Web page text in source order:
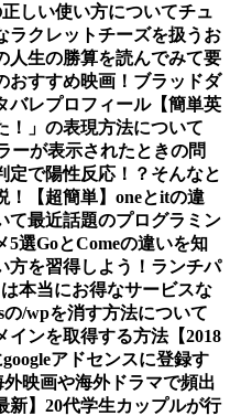
正しい使い方についてチュ
ラクレットチーズを扱うお
人生の勝算を読んでみて要
おすすめ映画！ブラッドダ
バレプロフィール【簡単英
！」の表現方法について
ーが表示されたときの問
定で陽性反応！？そんなと
！
【超簡単】oneとitの違
て最近話題のプログラミン
5選GoとComeの違いを知
方を習得しよう！ ランチパ
本当にお得なサービスな
の/wpを消す方法について
インを取得する方法【2018
アドセンスに登録す
外映画や海外ドラマで頻出
新】20代学生カップルが行